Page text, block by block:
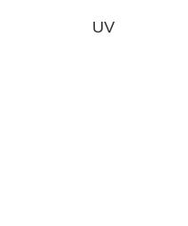
UV